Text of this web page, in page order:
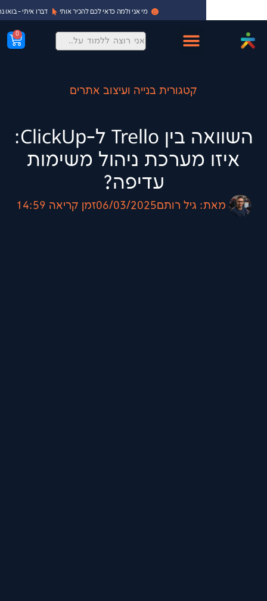
מי אני ולמה כדאי לכם להכיר אותי דברו איתי - בואו נתחיל!
0
קטגורית בנייה ועיצוב אתרים
השוואה בין Trello ל-ClickUp:
מערכת ניהול משימות
גיל רותם06/03/2025זמן קריאה 14:59